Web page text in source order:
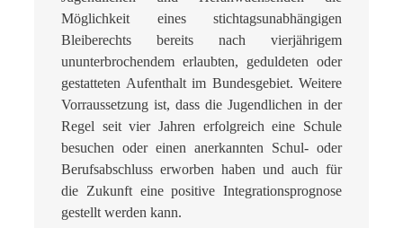
Möglichkeit eines stichtagsunabhängigen
Bleiberechts bereits nach vierjährigem
ununterbrochendem erlaubten, geduldeten oder
gestatteten Aufenthalt im Bundesgebiet. Weitere
Vorraussetzung ist, dass die Jugendlichen in der
Regel seit vier Jahren erfolgreich eine Schule
besuchen oder einen anerkannten Schul- oder
Berufsabschluss erworben haben und auch für
die Zukunft eine positive Integrationsprognose
gestellt werden kann.